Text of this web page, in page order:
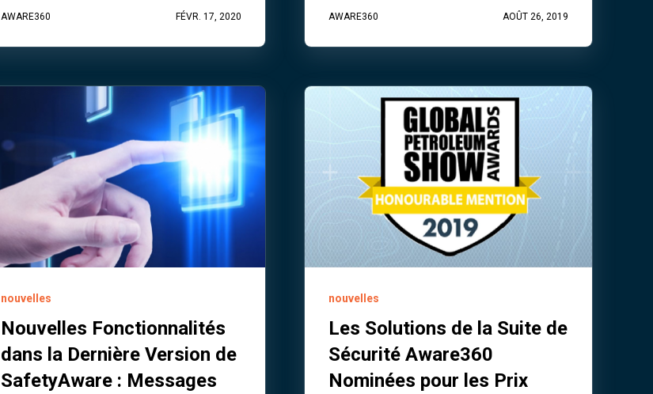
AWARE360 FÉVR. 17, 2020 AWARE360 AOÛT 26, 2019
nouvelles
Nouvelles Fonctionnalités
dans la Dernière Version de
SafetyAware : Messages
nouvelles
Les Solutions de la Suite de
Sécurité Aware360
Nominées pour les Prix